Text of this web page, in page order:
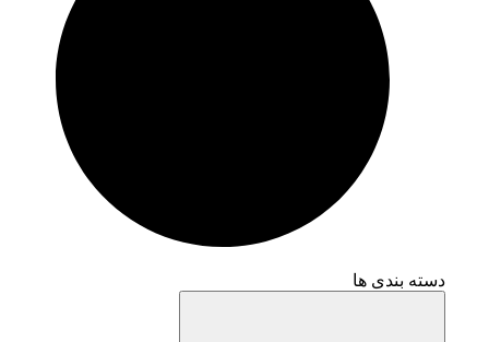
دسته بندی ها